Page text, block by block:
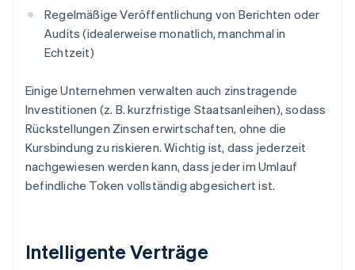
Regelmäßige Veröffentlichung von Berichten oder
Audits (idealerweise monatlich, manchmal in
Echtzeit)
Einige Unternehmen verwalten auch zinstragende
Investitionen (z. B. kurzfristige Staatsanleihen), sodass
Rückstellungen Zinsen erwirtschaften, ohne die
Kursbindung zu riskieren. Wichtig ist, dass jederzeit
nachgewiesen werden kann, dass jeder im Umlauf
befindliche Token vollständig abgesichert ist.
Intelligente Verträge